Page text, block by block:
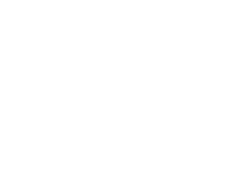
um Bedürftigen zu helfen.
uns viele Schriften, Reden, Predigten,
Lehrern der Kirche.
էր: Նա ծնվել է աղքատ երկրագործների
տղային որդեգրեց մի օրինագետ
Բայց մի անգամ, հրաշքի ականատես